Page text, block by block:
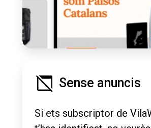
Sense anuncis
Si ets subscriptor de